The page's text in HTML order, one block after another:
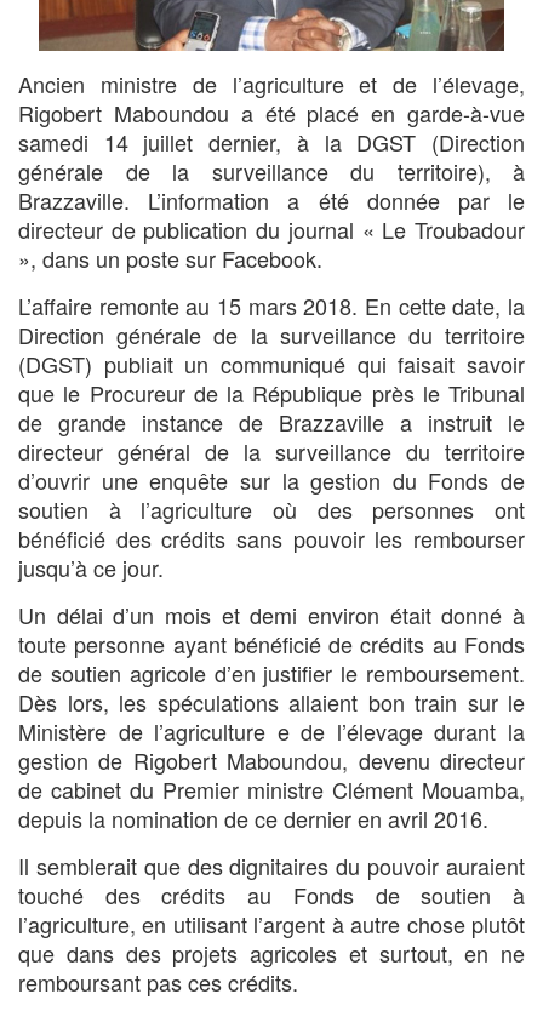
Ancien ministre de l’agriculture et de l’élevage,
Rigobert Maboundou a été placé en garde-à-vue
samedi 14 juillet dernier, à la DGST (Direction
générale de la surveillance du territoire), à
Brazzaville. L’information a été donnée par le
directeur de publication du journal « Le Troubadour
», dans un poste sur Facebook.
L’affaire remonte au 15 mars 2018. En cette date, la
Direction générale de la surveillance du territoire
(DGST) publiait un communiqué qui faisait savoir
que le Procureur de la République près le Tribunal
de grande instance de Brazzaville a instruit le
directeur général de la surveillance du territoire
d’ouvrir une enquête sur la gestion du Fonds de
soutien à l’agriculture où des personnes ont
bénéficié des crédits sans pouvoir les rembourser
jusqu’à ce jour.
Un délai d’un mois et demi environ était donné à
toute personne ayant bénéficié de crédits au Fonds
de soutien agricole d’en justifier le remboursement.
Dès lors, les spéculations allaient bon train sur le
Ministère de l’agriculture e de l’élevage durant la
gestion de Rigobert Maboundou, devenu directeur
de cabinet du Premier ministre Clément Mouamba,
depuis la nomination de ce dernier en avril 2016.
Il semblerait que des dignitaires du pouvoir auraient
touché des crédits au Fonds de soutien à
l’agriculture, en utilisant l’argent à autre chose plutôt
que dans des projets agricoles et surtout, en ne
remboursant pas ces crédits.